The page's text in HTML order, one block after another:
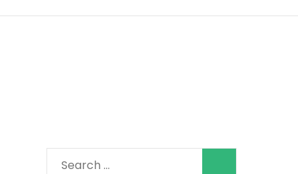
Search